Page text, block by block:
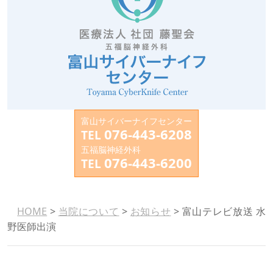
富山サイバーナイフセンター
TEL 076-443-6208
五福脳神経外科
TEL 076-443-6200
HOME > 当院について > お知らせ > 富山テレビ放送 水
野医師出演